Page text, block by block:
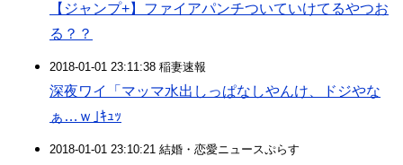
【ジャンプ+】ファイアパンチついていけてるやつお
る？？
2018-01-01 23:11:38 稲妻速報
深夜ワイ「マッマ水出しっぱなしやんけ、ドジやな
ぁ…ｗ｣ｷｭｯ
2018-01-01 23:10:21 結婚・恋愛ニュースぷらす